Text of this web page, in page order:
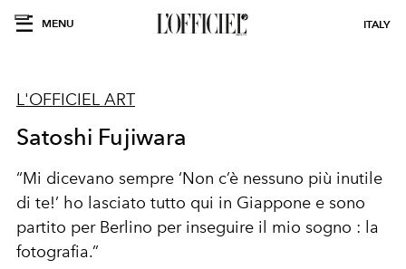
MENU ITALY
L'OFFICIEL ART
Satoshi Fujiwara
“Mi dicevano sempre ‘Non c’è nessuno più inutile
di te!’ ho lasciato tutto qui in Giappone e sono
partito per Berlino per inseguire il mio sogno : la
fotografia.”